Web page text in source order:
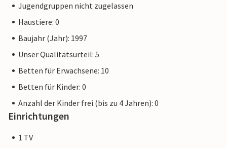
Jugendgruppen nicht zugelassen
Haustiere: 0
Baujahr (Jahr): 1997
Unser Qualitätsurteil: 5
Betten für Erwachsene: 10
Betten für Kinder: 0
Anzahl der Kinder frei (bis zu 4 Jahren): 0
Einrichtungen
1 TV